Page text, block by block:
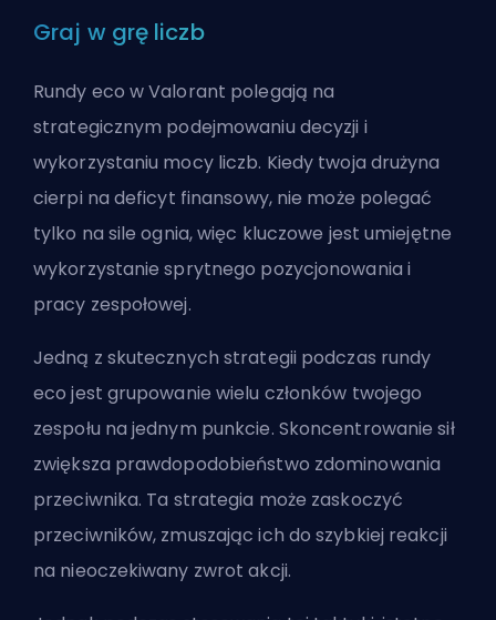
Graj w grę liczb
Rundy eco w Valorant polegają na
strategicznym podejmowaniu decyzji i
wykorzystaniu mocy liczb. Kiedy twoja drużyna
cierpi na deficyt finansowy, nie może polegać
tylko na sile ognia, więc kluczowe jest umiejętne
wykorzystanie sprytnego pozycjonowania i
pracy zespołowej.
Jedną z skutecznych strategii podczas rundy
eco jest grupowanie wielu członków twojego
zespołu na jednym punkcie. Skoncentrowanie sił
zwiększa prawdopodobieństwo zdominowania
przeciwnika. Ta strategia może zaskoczyć
przeciwników, zmuszając ich do szybkiej reakcji
na nieoczekiwany zwrot akcji.